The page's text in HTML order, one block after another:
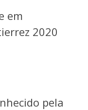
em
2020
pela